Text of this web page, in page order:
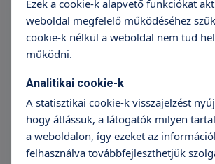
Árak megtekintése
Kötözés
Árak megtekintése
Ezek a cookie-k alapvető funkciókat
weboldal megfelelő működéséhez
cookie-k nélkül a weboldal nem tud
működni.
Analitikai cookie-k
A statisztikai cookie-k visszajelzést
hogy átlássuk, a látogatók milyen
a weboldalon, így ezeket az
felhasználva továbbfejleszthetjük